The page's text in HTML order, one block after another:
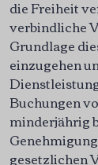
die Freiheit
verbindliche
Grundlage
einzugehen
Buchungen
minderjährig
gesetzlichen